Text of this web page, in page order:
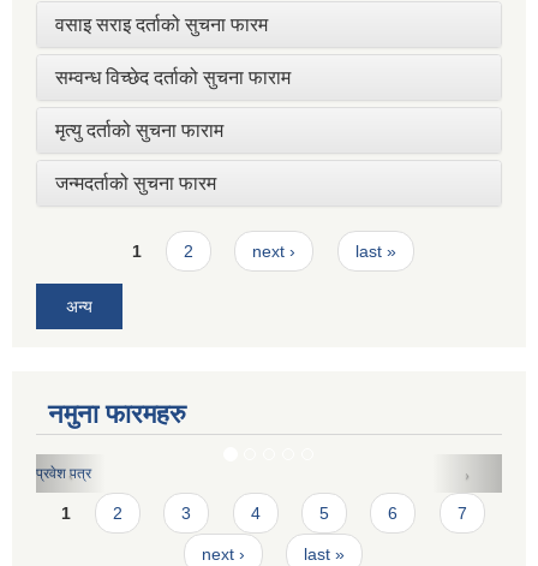
वसाइ सराइ दर्ताको सुचना फारम
सम्वन्ध विच्छेद दर्ताको सुचना फाराम
मृत्यु दर्ताको सुचना फाराम
जन्मदर्ताको सुचना फारम
Pages1 2 next › last »
अन्य
नमुना फारमहरु
करार सेवाको लागि दरखास्त फारमः
Pages
1 2 3 4 5 6 7
next › last »